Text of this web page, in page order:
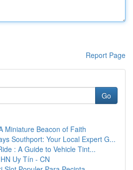
Report Page
Go
Miniature Beacon of Faith
Southport: Your Local Expert G...
: A Guide to Vehicle Tint...
Uy Tín - CN